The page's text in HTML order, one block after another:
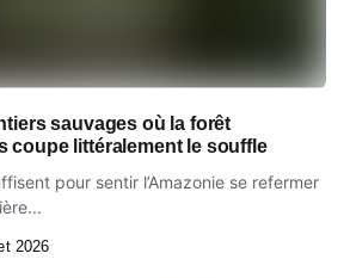
sauvages où la forêt
coupe littéralement le souffle
pour sentir l’Amazonie se refermer
2026